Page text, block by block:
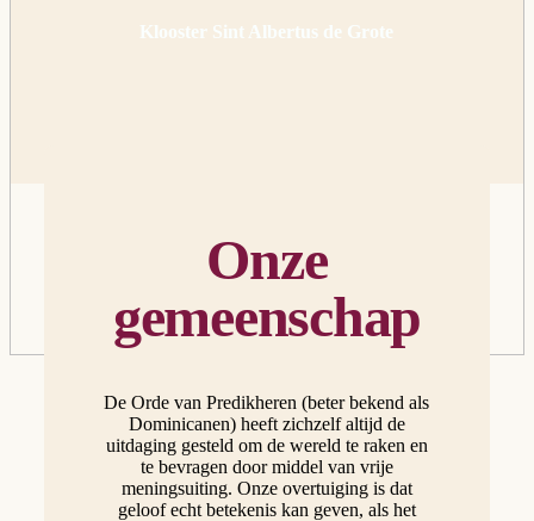
Klooster Sint Albertus de Grote
Onze
gemeenschap
De Orde van Predikheren (beter bekend als
Dominicanen) heeft zichzelf altijd de
uitdaging gesteld om de wereld te raken en
te bevragen door middel van vrije
meningsuiting. Onze overtuiging is dat
geloof echt betekenis kan geven, als het